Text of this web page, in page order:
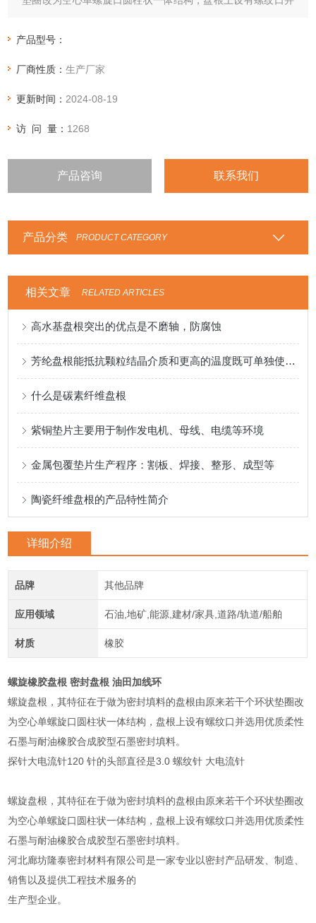
产品型号：
厂商性质：生产厂家
更新时间： 2024-08-19
访 问 量： 1268
产品咨询 联系我们
产品分类 PRODUCT CATEGORY
相关文章 RELATED ARTICLES
高水基盘根突出的优点是不磨轴，防腐蚀
芳纶盘根能抵抗颗粒结晶介质和更高的温度既可单独使用也可与其它盘根组合
什么是碳素纤维盘根
紫铜垫片主要用于制作发电机、母线、电缆等环境
金属包覆垫片生产程序：割板、焊接、整形、成型等
陶瓷纤维盘根的产品特性简介
详细介绍
品牌 其他品牌
应用领域 石油,地矿,能源,建材/家具,道路/轨道/船舶
材质 橡胶
螺旋橡胶盘根 密封盘根 油田加线环
螺旋盘根，其特征在于做为密封填料的盘根由原来若干个环状垫圈改
为空心单螺旋口圆柱状一体结构，盘根上设有螺纹口并选用优质柔性
石墨与耐油橡胶合成胶型石墨密封填料。
探针大电流针120 针的头部直径是3.0 螺纹针 大电流针
螺旋盘根，其特征在于做为密封填料的盘根由原来若干个环状垫圈改
为空心单螺旋口圆柱状一体结构，盘根上设有螺纹口并选用优质柔性
石墨与耐油橡胶合成胶型石墨密封填料。
河北廊坊隆泰密封材料有限公司是一家专业以密封产品研发、制造、
销售以及提供工程技术服务的
生产型企业。